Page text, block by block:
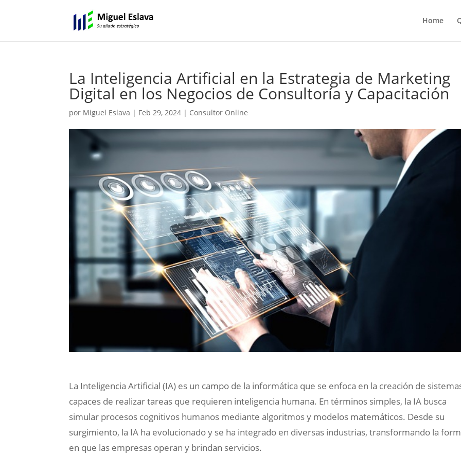
Home
La Inteligencia Artificial en la Estrategia de Marketing
Digital en los Negocios de Consultoría y Capacitación
por Miguel Eslava | Feb 29, 2024 | Consultor Online
La Inteligencia Artificial (IA) es un campo de la informática que se enfoca en la creación de
capaces de realizar tareas que requieren inteligencia humana. En términos simples, la IA busca
simular procesos cognitivos humanos mediante algoritmos y modelos matemáticos. Desde su
surgimiento, la IA ha evolucionado y se ha integrado en diversas industrias, transformando la
en que las empresas operan y brindan servicios.